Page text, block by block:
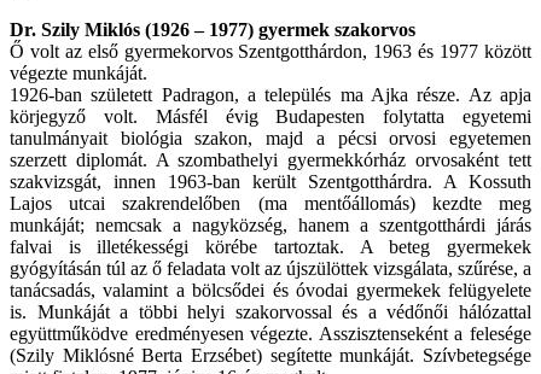
Dr. Szily Miklós (1926 – 1977) gyermek szakorvos
Ő volt az első gyermekorvos Szentgotthárdon, 1963 és 1977 között
végezte munkáját.
1926-ban született Padragon, a település ma Ajka része. Az apja
körjegyző volt. Másfél évig Budapesten folytatta egyetemi
tanulmányait biológia szakon, majd a pécsi orvosi egyetemen
szerzett diplomát. A szombathelyi gyermekkórház orvosaként tett
szakvizsgát, innen 1963-ban került Szentgotthárdra. A Kossuth
Lajos utcai szakrendelőben (ma mentőállomás) kezdte meg
munkáját; nemcsak a nagyközség, hanem a szentgotthárdi járás
falvai is illetékességi körébe tartoztak. A beteg gyermekek
gyógyításán túl az ő feladata volt az újszülöttek vizsgálata, szűrése, a
tanácsadás, valamint a bölcsődei és óvodai gyermekek felügyelete
is. Munkáját a többi helyi szakorvossal és a védőnői hálózattal
együttműködve eredményesen végezte. Asszisztenseként a felesége
(Szily Miklósné Berta Erzsébet) segítette munkáját. Szívbetegsége